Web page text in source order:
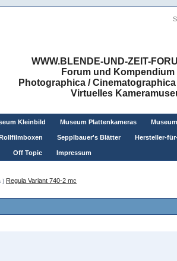
WWW.BLENDE-UND-ZEIT-
Forum und Kompendium
Photographica /
Virtuelles
Kleinbild Museum Plattenkameras
Sepplbauer's Blätter Hersteller-
Off Topic Impressum
] Regula Variant 740-2 mc